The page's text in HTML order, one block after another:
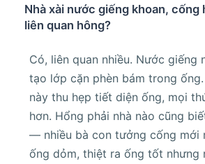
Nhà xài nước giếng khoan,
liên quan hông?
Có, liên quan nhiều. Nước giếng
tạo lớp cặn phèn bám trong
này thu hẹp tiết diện ống, mọi
hơn. Hổng phải nhà nào cũng
— nhiều bà con tưởng cống mới
ống dỏm, thiệt ra ống tốt nhưng